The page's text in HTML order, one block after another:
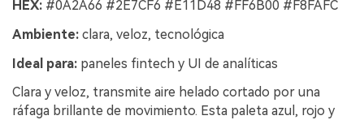
HEX: #0A2A66 #2E7CF6 #E11D48 #FF6B00 #F8FAFC
Ambiente: clara, veloz, tecnológica
Ideal para: paneles fintech y UI de analíticas
Clara y veloz, transmite aire helado cortado por una
ráfaga brillante de movimiento. Esta paleta azul, rojo y